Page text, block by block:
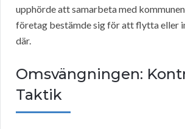
upphörde att samarbeta med
företag bestämde sig för att flytta eller
där.
Omsvängningen:
Taktik